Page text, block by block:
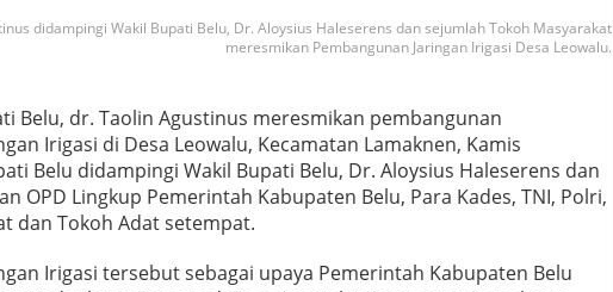
didampingi Wakil Bupati Belu, Dr. Aloysius Haleserens dan sejumlah Tokoh Masyarakat
meresmikan Pembangunan Jaringan Irigasi Desa Leowalu.
Belu, dr. Taolin Agustinus meresmikan pembangunan
Irigasi di Desa Leowalu, Kecamatan Lamaknen, Kamis
Belu didampingi Wakil Bupati Belu, Dr. Aloysius Haleserens dan
OPD Lingkup Pemerintah Kabupaten Belu, Para Kades, TNI, Polri,
dan Tokoh Adat setempat.
Irigasi tersebut sebagai upaya Pemerintah Kabupaten Belu